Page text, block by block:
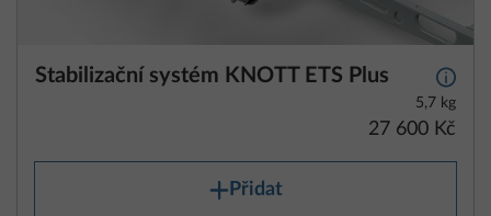
Stabilizační systém KNOTT ETS Plus Další
5,7 kg
27 600 Kč
Přidat